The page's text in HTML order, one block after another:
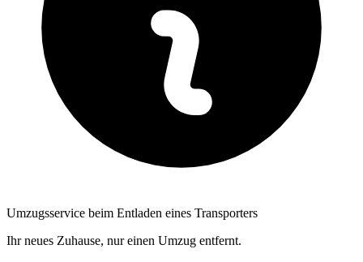
Umzugsservice beim Entladen eines Transporters
Ihr neues Zuhause, nur einen Umzug entfernt.